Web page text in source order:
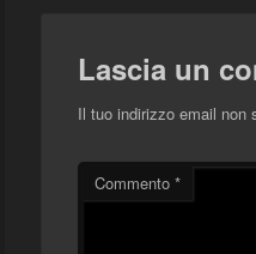
Lascia un
Il tuo indirizzo email non
Commento *